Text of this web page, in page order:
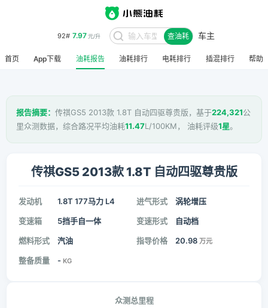
92# 7.97元/升 查油耗 车主
首页 App下载 油耗报告 油耗排行 电耗排行 插混排行 帮助
报告摘要： 传祺GS5 2013款 1.8T 自动四驱尊贵版，基于224,321公
里众测数据，综合路况平均油耗11.47L/100KM， 油耗评级1星。
传祺GS5 2013款 1.8T 自动四驱尊贵版
发动机 1.8T 177马力 L4 进气形式 涡轮增压
变速箱 5挡手自一体 变速形式 自动档
燃料形式 汽油 指导价格 20.98 万元
整备质量 - KG
众测总里程